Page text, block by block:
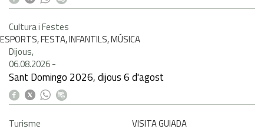
Cultura i Festes
ESPORTS, FESTA, INFANTILS, MÚSICA
Dijous,
06.08.2026-
Sant Domingo 2026, dijous 6 d'agost
Turisme
VISITA GUIADA